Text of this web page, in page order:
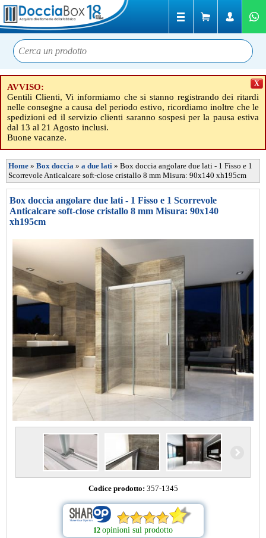
AVVISO:
Gentili Clienti, Vi informiamo che si stanno registrando dei ritardi
nelle consegne a causa del periodo estivo, ricordiamo inoltre che le
spedizioni ed il servizio clienti saranno sospesi per la pausa estiva
dal 13 al 21 Agosto inclusi.
Buone vacanze.
X
Home » Box doccia » a due lati » Box doccia angolare due lati - 1 Fisso e 1
Scorrevole Anticalcare soft-close cristallo 8 mm Misura: 90x140 xh195cm
Box doccia angolare due lati - 1 Fisso e 1 Scorrevole
Anticalcare soft-close cristallo 8 mm Misura: 90x140
xh195cm
Codice prodotto: 357-1345
12 opinioni sul prodotto